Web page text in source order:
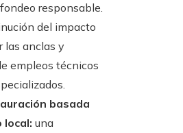
responsable.
del impacto
las anclas y
empleos técnicos
basada
local: una